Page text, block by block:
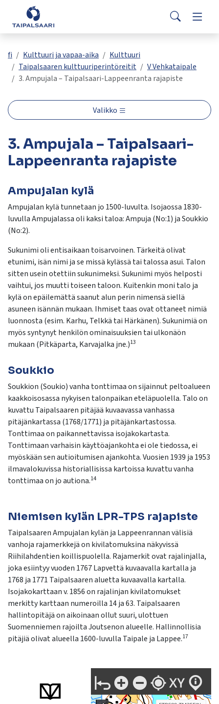
Siirry pääsisältöön
Palaute
Yhteystiedot
Search
Valitse
oleva
tulos
ylös-
alasnuolilla.
Siirry
hakutulokseen
painamalla
enteriä.
käyttäjät
käyttää
kosketus-
ja
pyyhkäisyliikkeitä.
Asuminen ja rakentaminen
Opetus ja kasvatus
Hyvinvointi ja terveys
Kulttuuri ja vapaa-aika
Kunta ja päätöksenteko
fi Kulttuuri ja vapaa-aika
Kulttuuri
Taipalsaaren kulttuuriperintöreitit
V Vehkataipale
3. Ampujala – Taipalsaari-Lappeenranta rajapiste
Valikko
3. Ampujala – Taipalsaari-
Lappeenranta rajapiste
Ampujalan kylä
Ampujalan kylä tunnetaan jo 1500-luvulta. Isojaossa 1830-
luvulla Ampujalassa oli kaksi taloa: Ampuja (No:1) ja Soukkio
(No:2).
Sukunimi oli entisaikaan toisarvoinen. Tärkeitä olivat
etunimi, isän nimi ja se missä kylässä tai talossa asui. Talon
sitten usein otettiin sukunimeksi. Sukunimi myös helposti
vaihtui, jos muutti toiseen taloon. Kuitenkin moni talo ja
kylä on epäilemättä saanut alun perin nimensä siellä
asuneen isännän mukaan. Ihmiset taas ovat ottaneet nimiä
luonnosta (esim. Karhu, Telkkä tai Härkänen). Sukunimiä on
myös syntynyt henkilön ominaisuuksien tai ulkonäön
mukaan (Pitkäparta, Karvajalka jne.)13
Soukkio
Soukkion (Soukio) vanha tonttimaa on sijainnut peltoalueen
kaakkoisosassa nykyisen talonpaikan eteläpuolella. Talo on
kuvattu Taipalsaaren pitäjää kuvaavassa vanhassa
pitäjänkartassa (1768/1771) ja pitäjänkartastossa.
Tonttimaa on paikannettavissa isojakokartasta.
Tonttimaan varhaisin käyttöajankohta ei ole tiedossa, ei
myöskään sen autioitumisen ajankohta. Vuosien 1939 ja 1953
ilmavalokuvissa historiallisissa kartoissa kuvattu vanha
tonttimaa on jo autiona.14
Niemisen kylän LPR-TPS rajapiste
Taipalsaaren Ampujalan kylän ja Lappeenrannan välisiä
vanhoja rajamerkkejä on kivilatomuksina näkyvissä
Riihilahdentien koillispuolella. Rajamerkit ovat rajalinjalla,
joka esiintyy vuoden 1767 Lapvettä kuvaavalla kartalla ja
1768 ja 1771 Taipalsaaren aluetta kuvaavalla kartalla.
Isojakokarttaan v. 1856 on rajalinjan kivilatomukset
merkitty karttaan numeroilla 14 ja 63. Taipalsaaren
hallintopitäjä on aikoinaan ollut suuri, ulottuen
Suomenniemen rajoilta Joutsenon alueelle. Hallinnollisia
pitäjiä olivat alueella 1600-luvulla Taipale ja Lappee.17